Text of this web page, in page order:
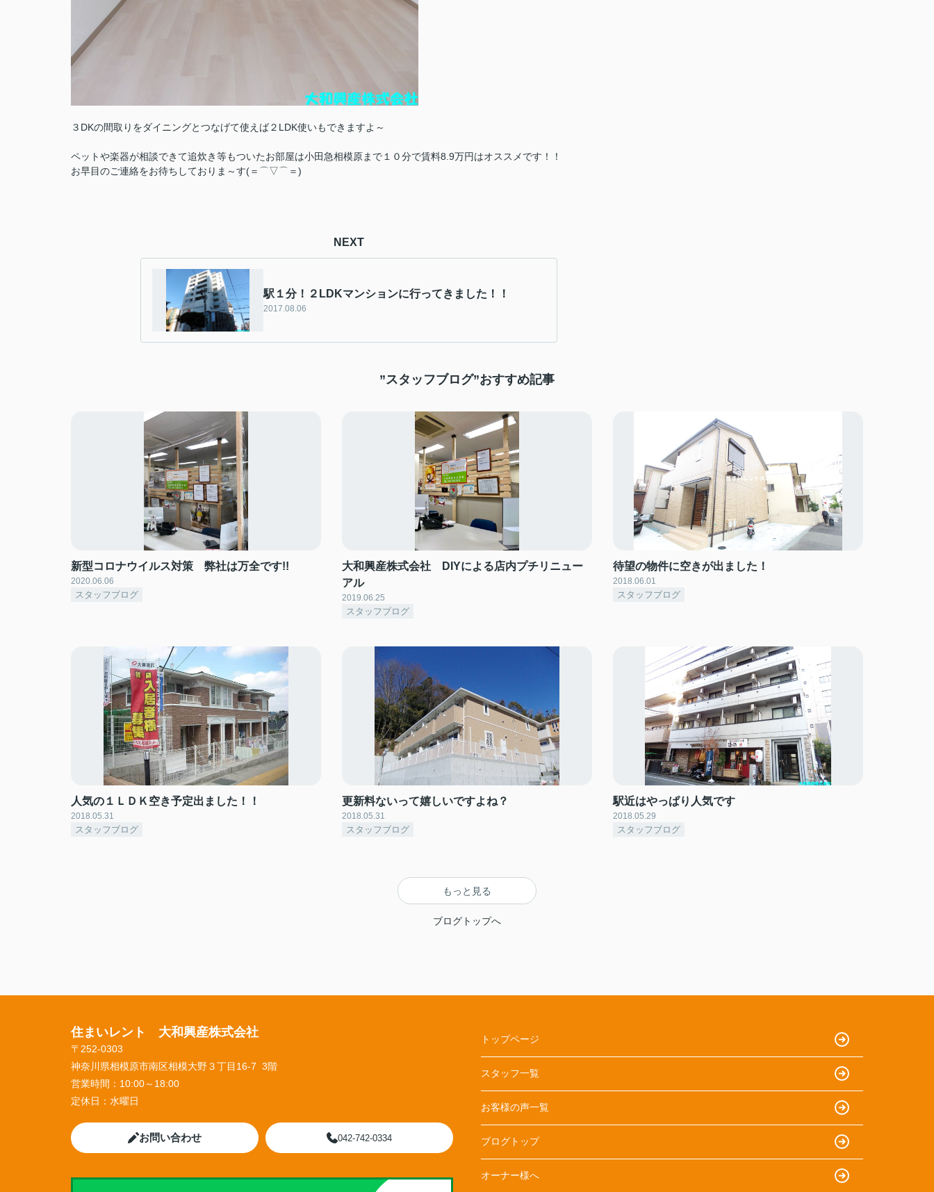
３DKの間取りをダイニングとつなげて使えば２LDK使いもできますよ～
ペットや楽器が相談できて追炊き等もついたお部屋は小田急相模原まで１０分で賃料8.9万円はオススメです！！
お早目のご連絡をお待ちしておりま～す(＝⌒▽⌒＝)
NEXT
駅１分！２LDKマンションに行ってきました！！
2017.08.06
”スタッフブログ”おすすめ記事
新型コロナウイルス対策 弊社は万全です!!
2020.06.06
スタッフブログ
大和興産株式会社 DIYによる店内プチリニュー
アル
2019.06.25
スタッフブログ
待望の物件に空きが出ました！
2018.06.01
スタッフブログ
人気の１ＬＤＫ空き予定出ました！！
2018.05.31
スタッフブログ
更新料ないって嬉しいですよね？
2018.05.31
スタッフブログ
駅近はやっぱり人気です
2018.05.29
スタッフブログ
もっと見る
ブログトップへ
住まいレント 大和興産株式会社
〒252-0303
神奈川県相模原市南区相模大野３丁目16-7 3階
営業時間： 10:00～18:00
定休日： 水曜日
お問い合わせ 042-742-0334
トップページ
スタッフ一覧
お客様の声一覧
ブログトップ
オーナー様へ